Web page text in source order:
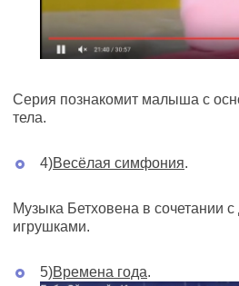
Серия познакомит малыша с
тела.
4)Весёлая симфония.
Музыка Бетховена в сочетании
игрушками.
5)Времена года.